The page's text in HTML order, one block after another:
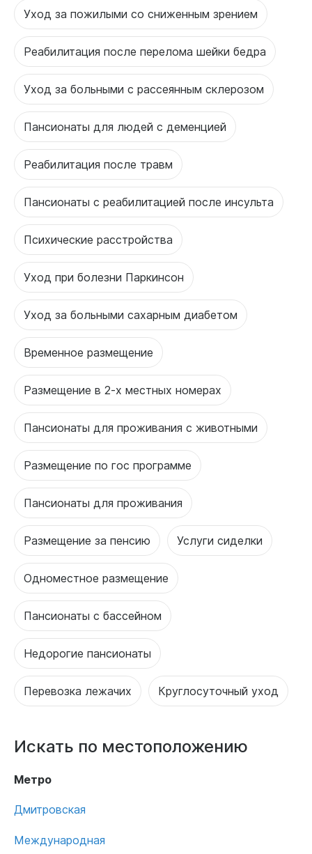
Уход за пожилыми со сниженным зрением
Реабилитация после перелома шейки бедра
Уход за больными с рассеянным склерозом
Пансионаты для людей с деменцией
Реабилитация после травм
Пансионаты с реабилитацией после инсульта
Психические расстройства
Уход при болезни Паркинсон
Уход за больными сахарным диабетом
Временное размещение
Размещение в 2-х местных номерах
Пансионаты для проживания с животными
Размещение по гос программе
Пансионаты для проживания
Размещение за пенсию Услуги сиделки
Одноместное размещение
Пансионаты с бассейном
Недорогие пансионаты
Перевозка лежачих Круглосуточный уход
Искать по местоположению
Метро
Дмитровская
Международная